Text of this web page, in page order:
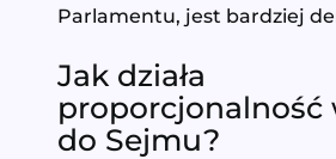
Parlamentu, jest bardziej
Jak działa
proporcjonalność
do Sejmu?